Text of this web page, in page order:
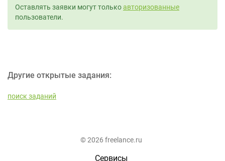
Оставлять заявки могут толькоавторизованные
пользователи.
Другие открытые задания:
поиск заданий
© 2026 freelance.ru
Сервисы